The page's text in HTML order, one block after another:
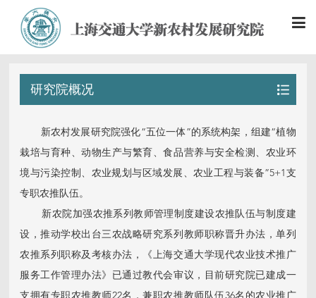
研究院概况
新农村发展研究院强化“五位一体”的系统构架，组建“植物
栽培与育种、动物生产与繁育、食品营养与安全检测、农业环
境与污染控制、农业规划与区域发展、农业工程与装备”5+1支
专职农推队伍。
新农院加强农推系列教师管理制度建设农推队伍与制度建
设，推动学校出台三农战略研究系列教师职称晋升办法，单列
农推系列职称及考核办法，《上海交通大学现代农业技术推广
服务工作管理办法》已通过教代会审议，目前研究院已建成一
支拥有专职农推教师22名，兼职农推教师队伍36名的农业推广